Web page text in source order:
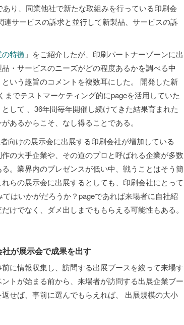
り、同業他社で新たな取組みを行っている印刷会
サービスの訴求と並行して新製品、サービスの訴
特徴 」をご紹介したが、印刷パートナーゾーンに出
・サービスのニーズがどの程度あるかを調べる中
いう趣旨のコメントを複数耳にした。 開発した新
でテストマーケティング的にpageを活用していた
して 、36年間毎年開催し続けてきた結果育まれた
あるからこそ、なし得ることである。
向けの展示会に出展する印刷会社が増加している
の大手企業や、その道のプロと呼ばれる企業が多数
。業界内のプレゼンスが低い中、戦うことはそう簡
らの展示会に出展するとしても、印刷会社にとって
はいかがだろうか？pageであれば来場者に自社紹
けでなく、ダメ出しまでももらえる可能性もある。
が展示会で成果を出す
に情報収集し、訪問する出展ブースを絞って来場す
トが始まる前から、来場者が訪問する出展企業ブー
せば、事前に選んでもらえれば、 出展規模の大小